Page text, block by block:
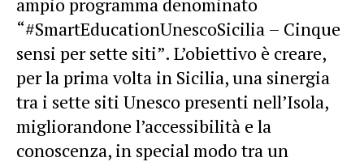
“#SmartEducationUnescoSicilia – Cinque
sensi per sette siti”. L’obiettivo è creare,
per la prima volta in Sicilia, una sinergia
tra i sette siti Unesco presenti nell’Isola,
migliorandone l’accessibilità e la
conoscenza, in special modo tra un